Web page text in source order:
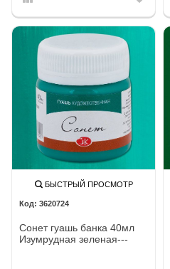
БЫСТРЫЙ ПРОСМОТР
3620724
Сонет гуашь банка 40мл
Изумрудная зеленая---